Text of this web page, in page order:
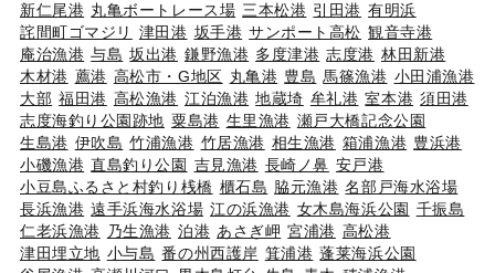
新仁尾港 丸亀ボートレース場 三本松港 引田港 有明浜
詫間町ゴマジリ
津田港 坂手港 サンポート高松 観音寺港
庵治漁港 与島 坂出港 鎌野漁港 多度津港 志度港 林田新港
木材港 薦港 高松市・G地区 丸亀港 豊島 馬篠漁港 小田浦漁港
大部 福田港 高松漁港 江泊漁港 地蔵埼 牟礼港 室本港 須田港
志度海釣り公園跡地 粟島港 生里漁港 瀬戸大橋記念公園
生島港 伊吹島 竹浦漁港 竹居漁港 相生漁港 箱浦漁港 豊浜港
小磯漁港 直島釣り公園 吉見漁港 長崎ノ鼻 安戸港
小豆島ふるさと村釣り桟橋 櫃石島 脇元漁港 名部戸海水浴場
長浜漁港 遠手浜海水浴場 江の浜漁港 女木島海浜公園 千振島
仁老浜漁港 乃生漁港 泊港 あさぎ岬 宮浦港 高松港
津田埋立地 小与島 番の州西護岸 箕浦港 蓬莱海浜公園